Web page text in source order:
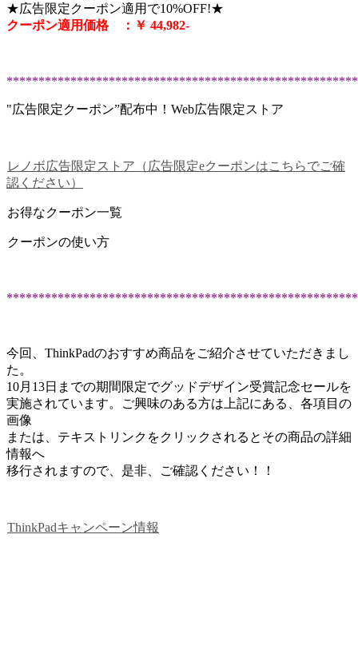
★広告限定クーポン適用で10%OFF!★
クーポン適用価格 ：￥ 44,982-
"広告限定クーポン”配布中！Web広告限定ストア
レノボ広告限定ストア（広告限定eクーポンはこちらでご確
認ください）
お得なクーポン一覧
クーポンの使い方
今回、ThinkPadのおすすめ商品をご紹介させていただきまし
た。
10月13日までの期間限定でグッドデザイン受賞記念セールを
実施されています。ご興味のある方は上記にある、各項目の
画像
または、テキストリンクをクリックされるとその商品の詳細
情報へ
移行されますので、是非、ご確認ください！！
ThinkPadキャンペーン情報